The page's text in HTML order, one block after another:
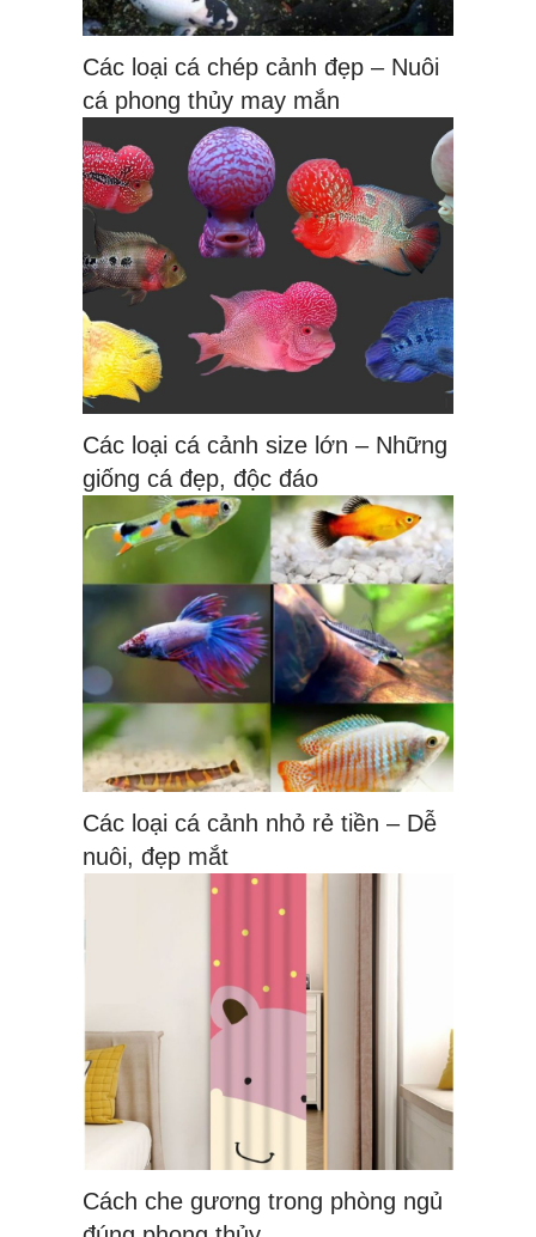
Các loại cá chép cảnh đẹp – Nuôi
cá phong thủy may mắn
Các loại cá cảnh size lớn – Những
giống cá đẹp, độc đáo
Các loại cá cảnh nhỏ rẻ tiền – Dễ
nuôi, đẹp mắt
Cách che gương trong phòng ngủ